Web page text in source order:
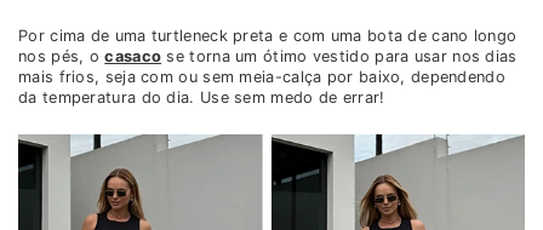
Por cima de uma turtleneck preta e com uma bota de cano longo
nos pés, ocasaco se torna um ótimo vestido para usar nos dias
mais frios, seja com ou sem meia-calça por baixo, dependendo
da temperatura do dia. Use sem medo de errar!